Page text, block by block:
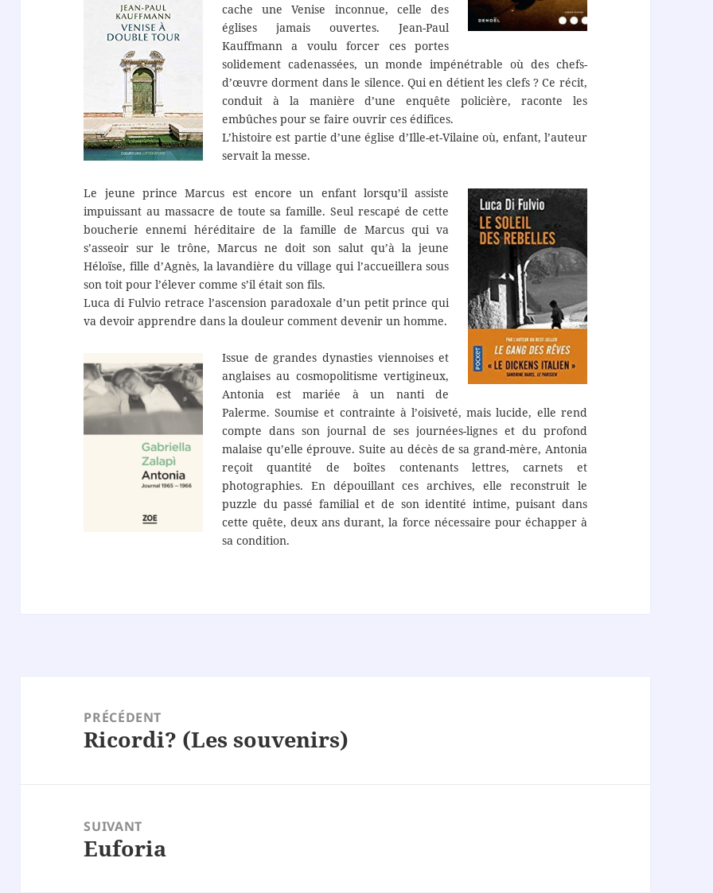
cache une Venise inconnue, celle des
églises jamais ouvertes. Jean-Paul
Kauffmann a voulu forcer ces portes
solidement cadenassées, un monde impénétrable où des chefs-
d’œuvre dorment dans le silence. Qui en détient les clefs ? Ce récit,
conduit à la manière d’une enquête policière, raconte les
embûches pour se faire ouvrir ces édifices.
L’histoire est partie d’une église d’Ille-et-Vilaine où, enfant, l’auteur
servait la messe.
Le jeune prince Marcus est encore un enfant lorsqu’il assiste
impuissant au massacre de toute sa famille. Seul rescapé de cette
boucherie ennemi héréditaire de la famille de Marcus qui va
s’asseoir sur le trône, Marcus ne doit son salut qu’à la jeune
Héloïse, fille d’Agnès, la lavandière du village qui l’accueillera sous
son toit pour l’élever comme s’il était son fils.
Luca di Fulvio retrace l’ascension paradoxale d’un petit prince qui
va devoir apprendre dans la douleur comment devenir un homme.
Issue de grandes dynasties viennoises et
anglaises au cosmopolitisme vertigineux,
Antonia est mariée à un nanti de
Palerme. Soumise et contrainte à l’oisiveté, mais lucide, elle rend
compte dans son journal de ses journées-lignes et du profond
malaise qu’elle éprouve. Suite au décès de sa grand-mère, Antonia
reçoit quantité de boîtes contenants lettres, carnets et
photographies. En dépouillant ces archives, elle reconstruit le
puzzle du passé familial et de son identité intime, puisant dans
cette quête, deux ans durant, la force nécessaire pour échapper à
sa condition.
PRÉCÉDENT
Article
Ricordi? (Les souvenirs)
SUIVANT
Article
Euforia